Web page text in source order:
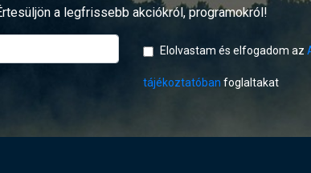
a legfrissebb akciókról, programokról!
Elolvastam és elfogadom az
tájékoztatóban foglaltakat